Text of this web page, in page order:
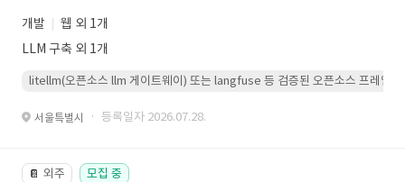
개발
웹 외 1개
LLM 구축 외 1개
litellm(오픈소스 llm 게이트웨이) 또는 langfuse 등 검증된 오픈소스 프레임워
서울특별시 · 등록일자 2026.07.28.
📔 외주 모집 중